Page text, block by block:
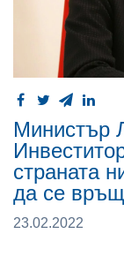
Министър
страната
да се
23.02.2022